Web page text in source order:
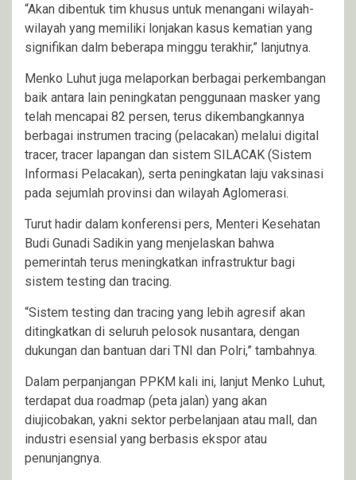
“Akan dibentuk tim khusus untuk menangani wilayah-
wilayah yang memiliki lonjakan kasus kematian yang
signifikan dalm beberapa minggu terakhir,” lanjutnya.
Menko Luhut juga melaporkan berbagai perkembangan
baik antara lain peningkatan penggunaan masker yang
telah mencapai 82 persen, terus dikembangkannya
berbagai instrumen tracing (pelacakan) melalui digital
tracer, tracer lapangan dan sistem SILACAK (Sistem
Informasi Pelacakan), serta peningkatan laju vaksinasi
pada sejumlah provinsi dan wilayah Aglomerasi.
Turut hadir dalam konferensi pers, Menteri Kesehatan
Budi Gunadi Sadikin yang menjelaskan bahwa
pemerintah terus meningkatkan infrastruktur bagi
sistem testing dan tracing.
“Sistem testing dan tracing yang lebih agresif akan
ditingkatkan di seluruh pelosok nusantara, dengan
dukungan dan bantuan dari TNI dan Polri,” tambahnya.
Dalam perpanjangan PPKM kali ini, lanjut Menko Luhut,
terdapat dua roadmap (peta jalan) yang akan
diujicobakan, yakni sektor perbelanjaan atau mall, dan
industri esensial yang berbasis ekspor atau
penunjangnya.